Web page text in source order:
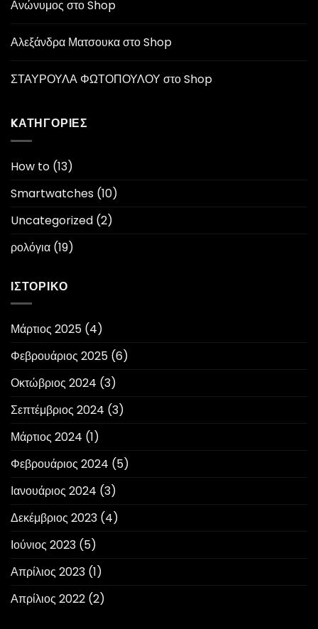
Ανώνυμος στοShop
Αλεξάνδρα ΜατσουκαστοShop
ΣΤΑΥΡΟΥΛΑ ΦΩΤΟΠΟΥΛΟΥ στοShop
KΑΤΗΓΟΡΊΕΣ
How to (13)
Smartwatches (10)
Uncategorized (2)
ρολόγια (19)
ΙΣΤΟΡΙΚΌ
Μάρτιος 2025 (4)
Φεβρουάριος 2025 (6)
Οκτώβριος 2024 (3)
Σεπτέμβριος 2024 (3)
Μάρτιος 2024 (1)
Φεβρουάριος 2024 (5)
Ιανουάριος 2024 (3)
Δεκέμβριος 2023 (4)
Ιούνιος 2023 (5)
Απρίλιος 2023 (1)
Απρίλιος 2022 (2)